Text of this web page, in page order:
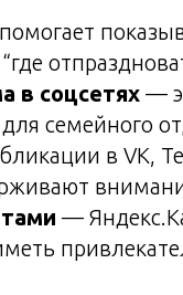
в соцсетях —
семейного
в VK,
—